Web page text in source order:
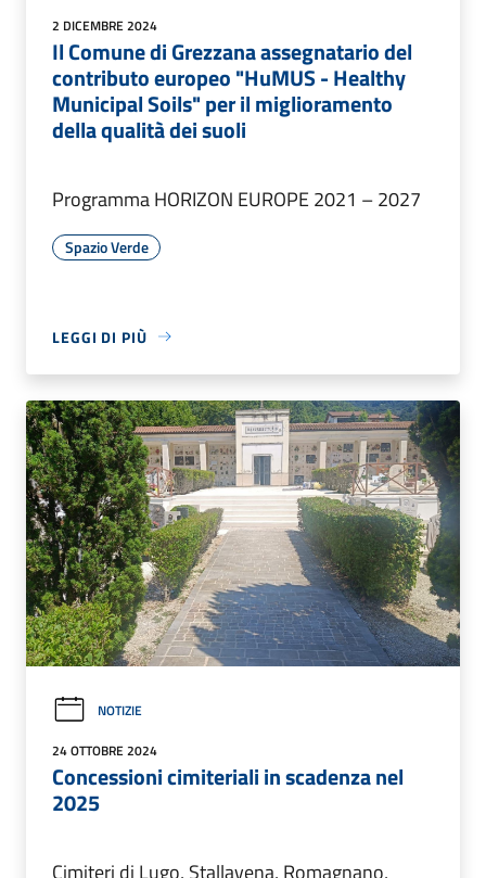
2 DICEMBRE 2024
Il Comune di Grezzana assegnatario del
contributo europeo "HuMUS - Healthy
Municipal Soils" per il miglioramento
della qualità dei suoli
Programma HORIZON EUROPE 2021 – 2027
Spazio Verde
LEGGI DI PIÙ
NOTIZIE
24 OTTOBRE 2024
Concessioni cimiteriali in scadenza nel
2025
Cimiteri di Lugo, Stallavena, Romagnano,